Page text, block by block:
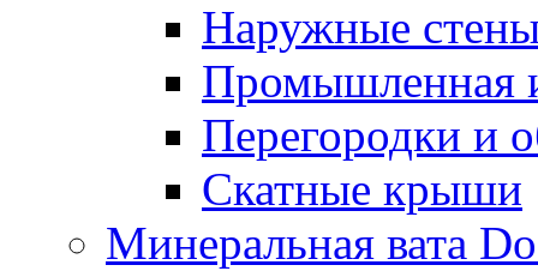
Наружные
Промышленная
Перегородки и
Скатные крыши
Минеральная вата